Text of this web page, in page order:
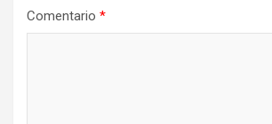
Comentario *